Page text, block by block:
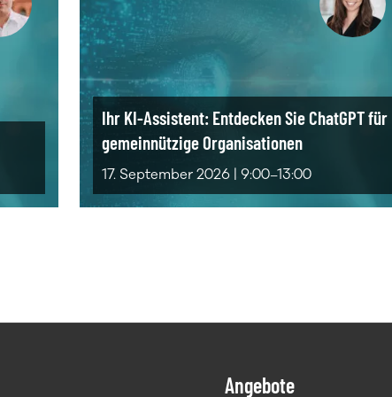
Ihr KI-Assistent: Entdecken Sie ChatGPT für
gemeinnützige Organisationen
17. September 2026 | 9:00–13:00
Angebote